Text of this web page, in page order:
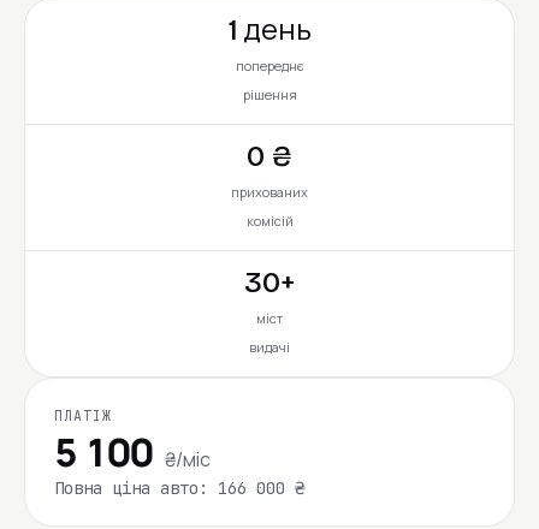
1 день
попереднє
рішення
0 ₴
прихованих
комісій
30+
міст
видачі
ПЛАТІЖ
5 100 ₴/міс
Повна ціна авто: 166 000 ₴